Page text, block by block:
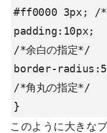
#ff0000 3px; /
padding:10px;
/*余白の指定*/
border-
/*角丸の指定*/
}
このように大きな